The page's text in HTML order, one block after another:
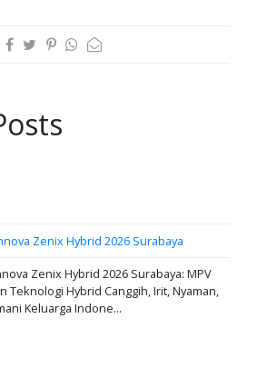
Zenix Hybrid 2026 Surabaya
Zenix Hybrid 2026 Surabaya: MPV
Teknologi Hybrid Canggih, Irit, Nyaman,
Keluarga Indone...